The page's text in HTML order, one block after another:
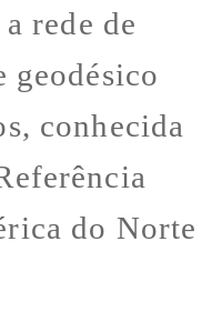
rede de
geodésico
conhecida
do Norte